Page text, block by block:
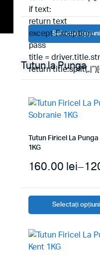
if text:
return text
except Exception:
pass
title =
return
Selectați
Tutun la Punga
Tutun Firicel La
1KG
–
160.00 lei
Selectați